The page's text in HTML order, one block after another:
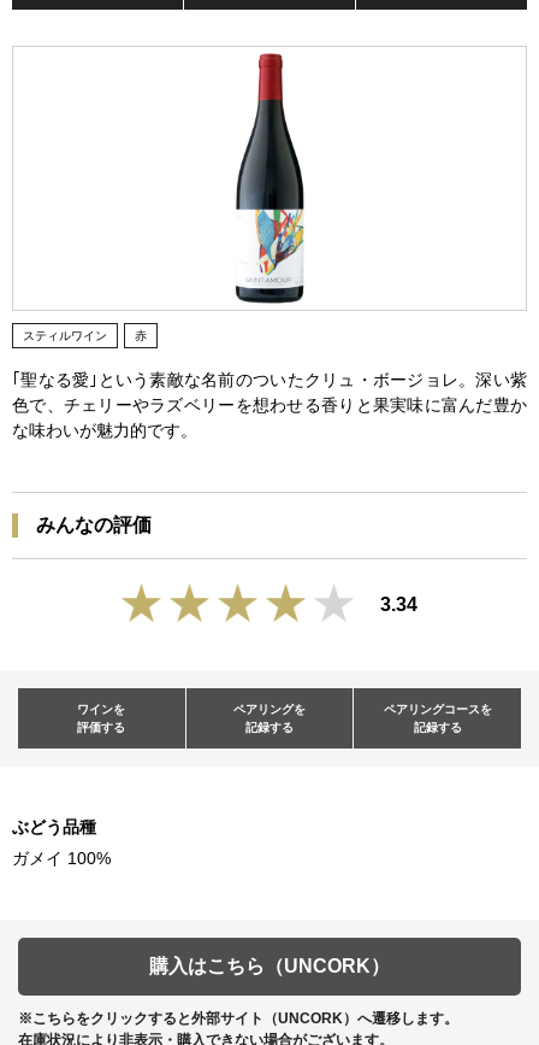
スティルワイン 赤
｢聖なる愛｣という素敵な名前のついたクリュ・ボージョレ。深い紫
色で、チェリーやラズベリーを想わせる香りと果実味に富んだ豊か
な味わいが魅力的です。
みんなの評価
3.34
ワインを
評価する
ペアリングを
記録する
ペアリングコースを
記録する
ぶどう品種
ガメイ 100%
購入はこちら（UNCORK）
※こちらをクリックすると外部サイト（UNCORK）へ遷移します。
在庫状況により非表示・購入できない場合がございます。